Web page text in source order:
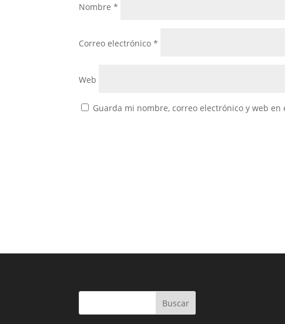
Nombre*
Correo electrónico*
Web
Guarda mi nombre, correo electrónico y web
Buscar